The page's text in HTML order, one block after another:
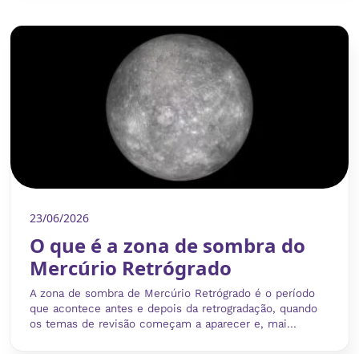
23/06/2026
O que é a zona de sombra do
Mercúrio Retrógrado
A zona de sombra de Mercúrio Retrógrado é o período
que acontece antes e depois da retrogradação, quando
os temas de revisão começam a aparecer e, mai...